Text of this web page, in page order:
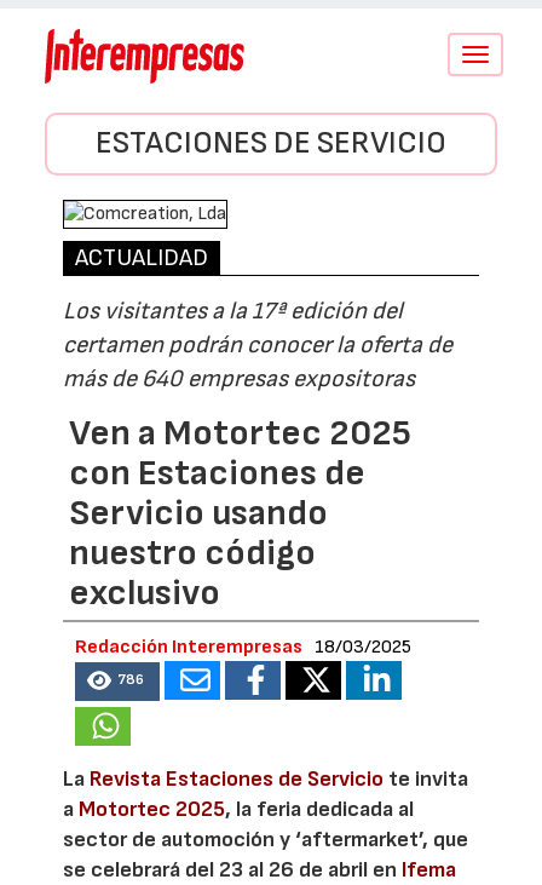
Conmutar
ESTACIONES DE SERVICIO
ACTUALIDAD
Los visitantes a la 17ª edición del
certamen podrán conocer la oferta de
más de 640 empresas expositoras
Ven a Motortec 2025
con Estaciones de
Servicio usando
nuestro código
exclusivo
Redacción Interempresas 18/03/2025
786
La Revista Estaciones de Servicio te invita
a Motortec 2025, la feria dedicada al
sector de automoción y ‘aftermarket’, que
se celebrará del 23 al 26 de abril en Ifema